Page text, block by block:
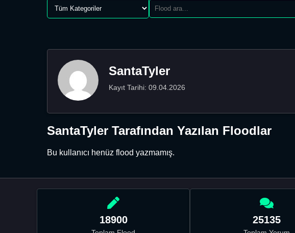
SantaTyler
Kayıt Tarihi: 09.04.2026
SantaTyler Tarafından Yazılan Floodlar
Bu kullanıcı henüz flood yazmamış.
18900 25135